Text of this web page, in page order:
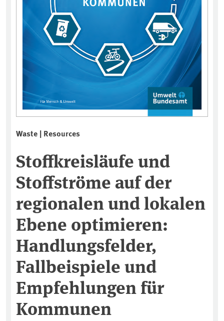
Waste | Resources
Stoffkreisläufe und
Stoffströme auf der
regionalen und lokalen
Ebene optimieren:
Handlungsfelder,
Fallbeispiele und
Empfehlungen für
Kommunen